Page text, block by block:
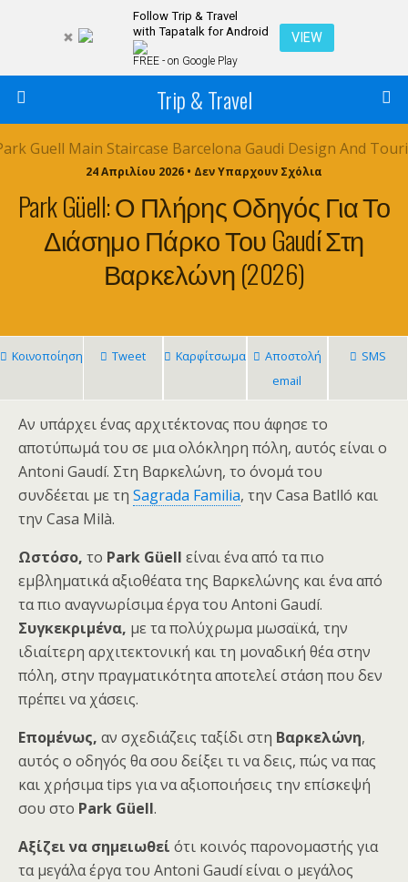
Follow Trip & Travel
with Tapatalk for Android
FREE - on Google Play
VIEW
Trip & Travel
24 Απριλίου 2026 • Δεν Υπαρχουν Σχόλια
Park Güell: Ο Πλήρης Οδηγός Για Το
Διάσημο Πάρκο Του Gaudί Στη
Βαρκελώνη (2026)
Κοινοποίηση Tweet Καρφίτσωμα
Αποστολή
email
SMS
Αν υπάρχει ένας αρχιτέκτονας που άφησε το
αποτύπωμά του σε μια ολόκληρη πόλη, αυτός είναι ο
Antoni Gaudí. Στη Βαρκελώνη, το όνομά του
συνδέεται με τη Sagrada Familia, την Casa Batlló και
την Casa Milà.
Ωστόσο, το Park Güell είναι ένα από τα πιο
εμβληματικά αξιοθέατα της Βαρκελώνης και ένα από
τα πιο αναγνωρίσιμα έργα του Antoni Gaudí.
Συγκεκριμένα, με τα πολύχρωμα μωσαϊκά, την
ιδιαίτερη αρχιτεκτονική και τη μοναδική θέα στην
πόλη, στην πραγματικότητα αποτελεί στάση που δεν
πρέπει να χάσεις.
Επομένως, αν σχεδιάζεις ταξίδι στη Βαρκελώνη,
αυτός ο οδηγός θα σου δείξει τι να δεις, πώς να πας
και χρήσιμα tips για να αξιοποιήσεις την επίσκεψή
σου στο Park Güell.
Αξίζει να σημειωθεί ότι κοινός παρονομαστής για
τα μεγάλα έργα του Antoni Gaudí είναι ο μεγάλος